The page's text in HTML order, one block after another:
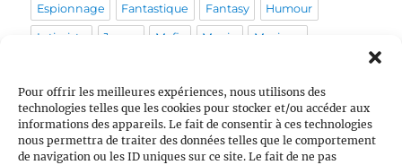
Pour offrir les meilleures expériences, nous utilisons des
technologies telles que les cookies pour stocker et/ou accéder aux
informations des appareils. Le fait de consentir à ces technologies
nous permettra de traiter des données telles que le comportement
de navigation ou les ID uniques sur ce site. Le fait de ne pas
Espionnage Fantastique Fantasy Humour
Intimiste Japon Mafia Magie Musique
Politique Post-apo Pour enfants Prohibition
Psychologique Pègre Queer Religion Rome
Sans orga Sentiments Sociétal Space Opera